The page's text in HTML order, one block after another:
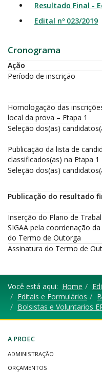
Resultado Final -
Edital nº 023/2019
Cronograma
Ação
Período de inscrição
Homologação das
local da prova – Etapa 1
Seleção dos(as)
Publicação da lista de
classificados(as) na Etapa 1
Seleção dos(as)
Publicação do resultado
Inserção do Plano de
SIGAA pela coordenação
do Termo de Outorga
Assinatura do Termo de
Você está aqui: Home
Editais e Formulários
Bolsistas e Voluntarios
A PROEC
ADMINISTRAÇÃO
ORÇAMENTOS